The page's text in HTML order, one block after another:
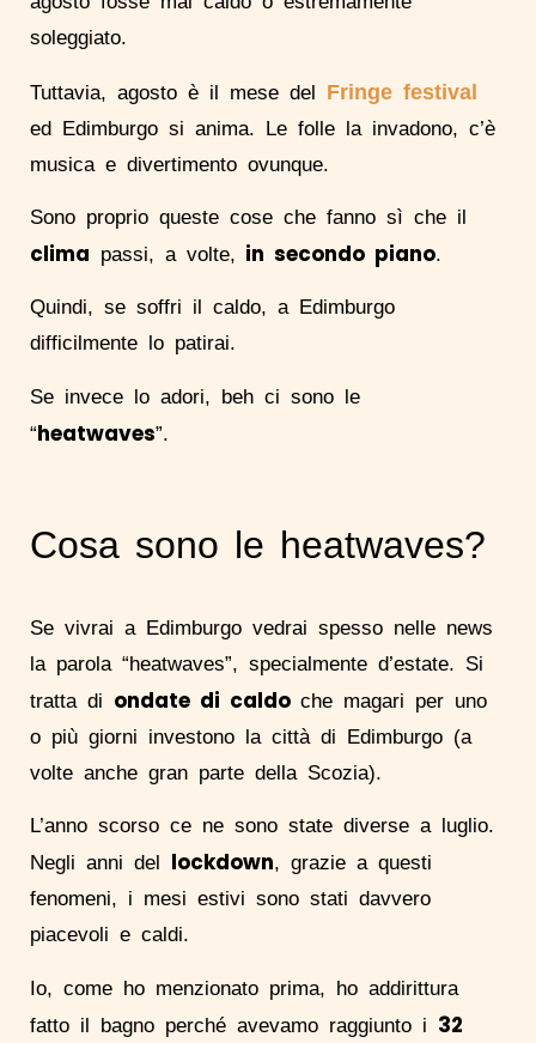
soleggiato.
Tuttavia, agosto è il mese del Fringe festival
ed Edimburgo si anima. Le folle la invadono, c’è
musica e divertimento ovunque.
Sono proprio queste cose che fanno sì che il
clima passi, a volte, in secondo piano.
Quindi, se soffri il caldo, a Edimburgo
difficilmente lo patirai.
Se invece lo adori, beh ci sono le
“heatwaves”.
Cosa sono le heatwaves?
Se vivrai a Edimburgo vedrai spesso nelle news
la parola “heatwaves”, specialmente d’estate. Si
tratta di ondate di caldo che magari per uno
o più giorni investono la città di Edimburgo (a
volte anche gran parte della Scozia).
L’anno scorso ce ne sono state diverse a luglio.
Negli anni del lockdown, grazie a questi
fenomeni, i mesi estivi sono stati davvero
piacevoli e caldi.
Io, come ho menzionato prima, ho addirittura
fatto il bagno perché avevamo raggiunto i 32